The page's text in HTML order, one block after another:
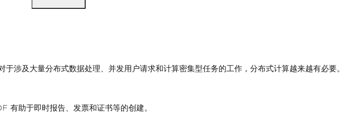
涉及大量分布式数据处理、并发用户请求和计算密集型任务的工作，分布式计算越来越有必要。
有助于即时报告、发票和证书等的创建。